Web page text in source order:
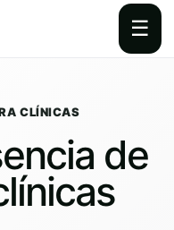
☰
CLÍNICAS
de